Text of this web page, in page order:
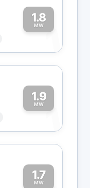
1.8
MW1
1.9
MW1
1.7
MW